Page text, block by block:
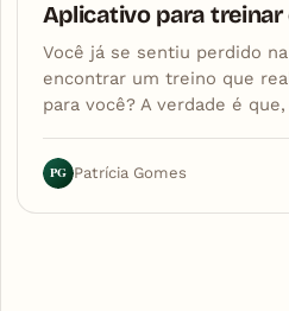
Aplicativo para treinar
Você já se sentiu perdido
encontrar um treino que
para você? A verdade é
PG Patrícia Gomes